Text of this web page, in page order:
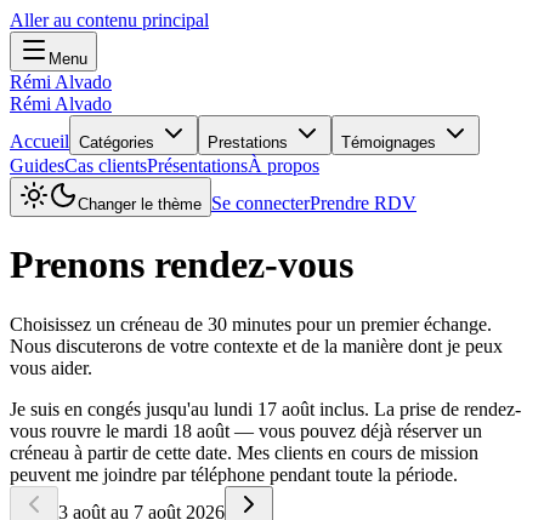
Aller au contenu principal
Menu
Rémi Alvado
Rémi Alvado
Accueil Catégories Prestations Témoignages
GuidesCas clientsPrésentationsÀ propos
Changer le thème Se connecterPrendre RDV
Prenons rendez-vous
Choisissez un créneau de 30 minutes pour un premier échange.
Nous discuterons de votre contexte et de la manière dont je peux
vous aider.
Je suis en congés jusqu'au lundi 17 août inclus. La prise de rendez-
vous rouvre le mardi 18 août — vous pouvez déjà réserver un
créneau à partir de cette date. Mes clients en cours de mission
peuvent me joindre par téléphone pendant toute la période.
3 août au 7 août 2026